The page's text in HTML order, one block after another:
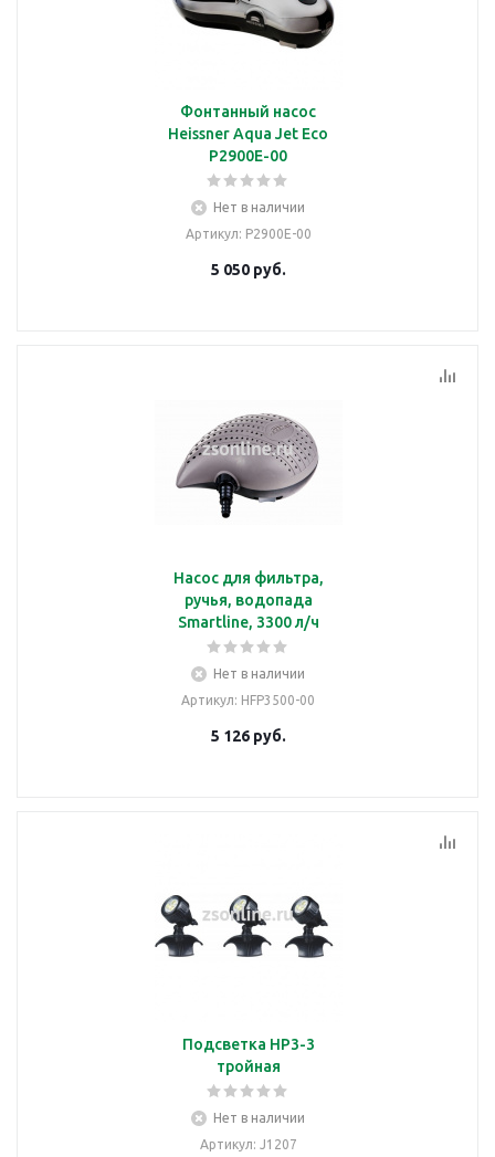
Фонтанный насос
Heissner Aqua Jet Eco
P2900E-00
Нет в наличии
Артикул: P2900E-00
5 050руб.
Насос для фильтра,
ручья, водопада
Smartline, 3300 л/ч
Нет в наличии
Артикул: HFP3500-00
5 126руб.
Подсветка HP3-3
тройная
Нет в наличии
Артикул: J1207